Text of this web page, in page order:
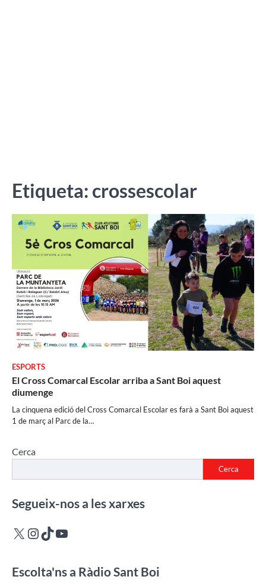
Etiqueta: crossescolar
ESPORTS
El Cross Comarcal Escolar arriba a Sant Boi aquest
diumenge
La cinquena edició del Cross Comarcal Escolar es farà a Sant Boi aquest
1 de març al Parc de la…
Cerca
Cerca
Segueix-nos a les xarxes
X Instagram
TikTokYouTube
Escolta'ns a Ràdio Sant Boi